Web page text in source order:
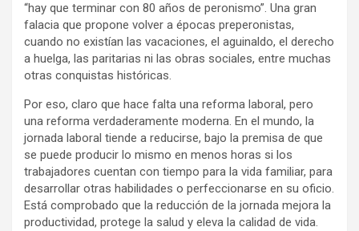
“hay que terminar con 80 años de peronismo”. Una gran
falacia que propone volver a épocas preperonistas,
cuando no existían las vacaciones, el aguinaldo, el derecho
a huelga, las paritarias ni las obras sociales, entre muchas
otras conquistas históricas.
Por eso, claro que hace falta una reforma laboral, pero
una reforma verdaderamente moderna. En el mundo, la
jornada laboral tiende a reducirse, bajo la premisa de que
se puede producir lo mismo en menos horas si los
trabajadores cuentan con tiempo para la vida familiar, para
desarrollar otras habilidades o perfeccionarse en su oficio.
Está comprobado que la reducción de la jornada mejora la
productividad, protege la salud y eleva la calidad de vida.